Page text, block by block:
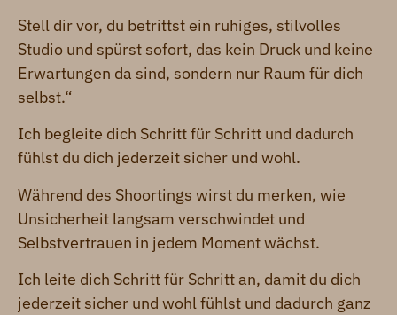
Stell dir vor, du betrittst ein ruhiges, stilvolles
Studio und spürst sofort, das kein Druck und keine
Erwartungen da sind, sondern nur Raum für dich
selbst.“
Ich begleite dich Schritt für Schritt und dadurch
fühlst du dich jederzeit sicher und wohl.
Während des Shoortings wirst du merken, wie
Unsicherheit langsam verschwindet und
Selbstvertrauen in jedem Moment wächst.
Ich leite dich Schritt für Schritt an, damit du dich
jederzeit sicher und wohl fühlst und dadurch ganz